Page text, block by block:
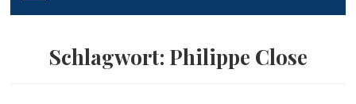
Schlagwort: Philippe Close